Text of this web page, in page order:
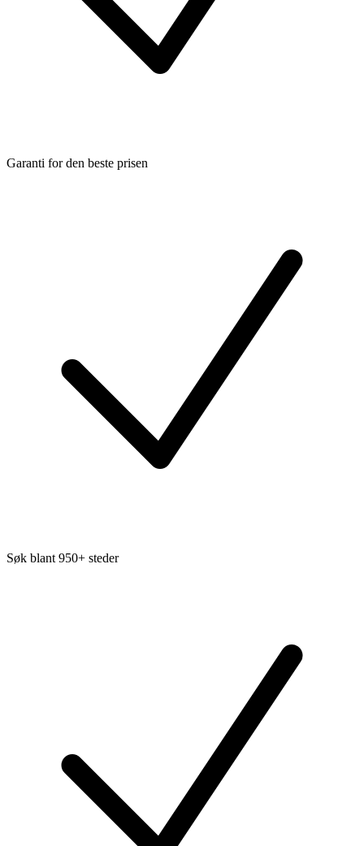
Garanti for den beste prisen
Søk blant 950+ steder